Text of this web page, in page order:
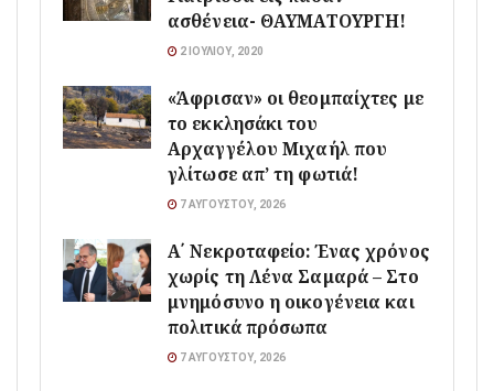
ασθένεια- ΘΑΥΜΑΤΟΥΡΓΗ!
2 ΙΟΥΛΊΟΥ, 2020
«Άφρισαν» οι θεομπαίχτες με
το εκκλησάκι του
Αρχαγγέλου Μιχαήλ που
γλίτωσε απ’ τη φωτιά!
7 ΑΥΓΟΎΣΤΟΥ, 2026
Α΄ Νεκροταφείο: Ένας χρόνος
χωρίς τη Λένα Σαμαρά – Στο
μνημόσυνο η οικογένεια και
πολιτικά πρόσωπα
7 ΑΥΓΟΎΣΤΟΥ, 2026